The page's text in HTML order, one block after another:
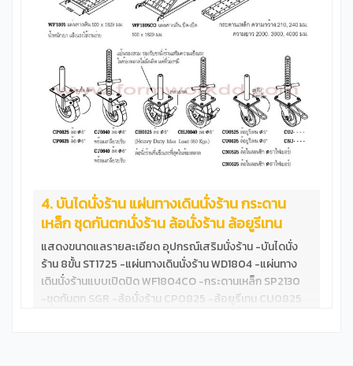
4. บันไดนั่งร้าน แผ่นทางเดินนั่งร้าน กระดาน
เหล็ก ชุดกันตกนั่งร้าน ล้อนั่งร้าน ล้อยูรีเทน
แสดงขนาดแลรายละเอียด อุปกรณ์เสริมนั่งร้าน -บันไดนั่ง
ร้าน 8ขั้น ST1725 -แผ่นทางเดินนั่งร้าน WD1804 -แผ่นทาง
เดินนั่งร้านแบบเปิดปิด WF1804CO -กระดานเหล็ก SP2130
-ชุดกันตก SGR -ล้อนั่งร้าน CP0825 -ล้อยูรีเทน CU0825